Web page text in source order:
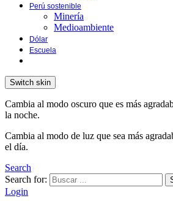
Perú sostenible
Minería
Medioambiente
Dólar
Escuela
Switch skin
Cambia al modo oscuro que es más
la noche.
Cambia al modo de luz que sea más
el día.
Search
Search for:
Login